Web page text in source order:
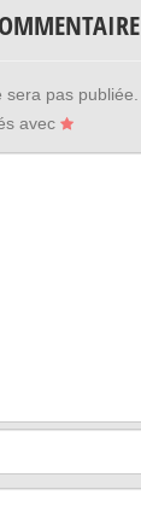
pas publiée.
avec